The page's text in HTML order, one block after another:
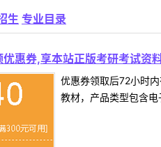
生 专业目录
优惠券,享本站正版考研考试资
优惠券领取后72小时
教材，产品类型包含